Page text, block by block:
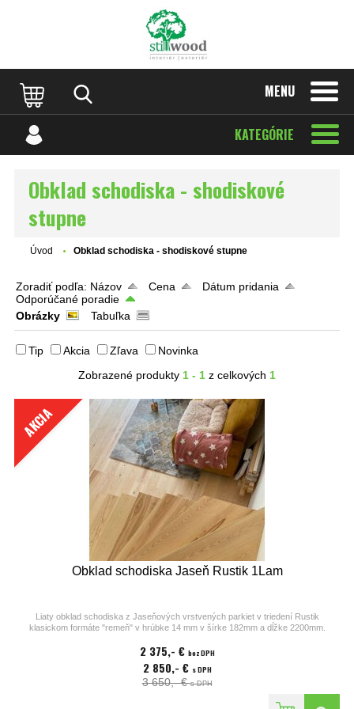
MENU
KATEGÓRIE
Obklad schodiska - shodiskové
stupne
Úvod Obklad schodiska - shodiskové stupne
Zoradiť podľa: Názov Cena
Dátum pridania
Odporúčané poradie
Obrázky
Tabuľka
Tip Akcia Zľava
Novinka
Zobrazené produkty 1 - 1 z celkových 1
AKCIA
Obklad schodiska Jaseň Rustik 1Lam
Liaty obklad schodiska z Jaseňových vrstvených parkiet v triedení Rustik
klasickom formáte "remeň" v hrúbke 14 mm v šírke 182mm a dĺžke 2200mm.
úprava parkiet pozostáva z prírodného matného laku, 2V hrán a povrchu s
jemným kartáčom.
Cena platí pre rovné schody v počte 16ks. Cena sa nevzťahuje na točené
2 375,- € bez DPH
2 850,- € s DPH
3 650,- €s DPH